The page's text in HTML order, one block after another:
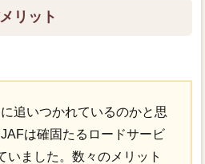
リット
追いつかれているのかと思
は確固たるロードサービ
いました。数々のメリット